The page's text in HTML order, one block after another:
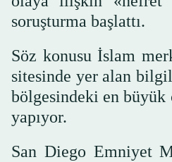
soruşturma başlattı.
Söz konusu İslam
sitesinde yer alan
bölgesindeki en
yapıyor.
San Diego Emniyet